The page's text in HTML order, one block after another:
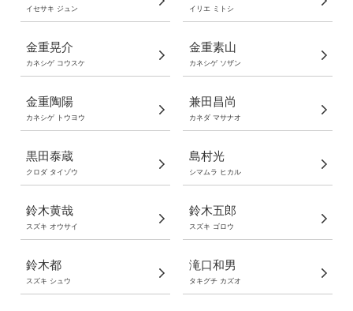
イセサキ ジュン イリエ ミトシ
金重晃介
カネシゲ コウスケ
金重素山
カネシゲ ソザン
金重陶陽
カネシゲ トウヨウ
兼田昌尚
カネダ マサナオ
黒田泰蔵
クロダ タイゾウ
島村光
シマムラ ヒカル
鈴木黄哉
スズキ オウサイ
鈴木五郎
スズキ ゴロウ
鈴木都
スズキ シュウ
滝口和男
タキグチ カズオ